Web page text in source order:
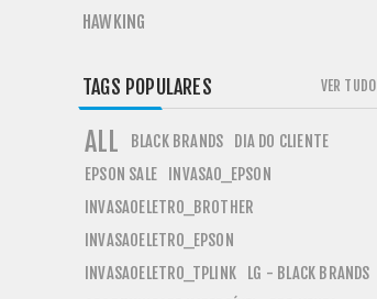
HAWKING
TAGS POPULARES
ALL BLACK BRANDS DIA DO CLIENTE
EPSON SALE INVASAO_EPSON
INVASAOELETRO_BROTHER
INVASAOELETRO_EPSON
INVASAOELETRO_TPLINK LG - BLACK BRANDS
VER TUDO